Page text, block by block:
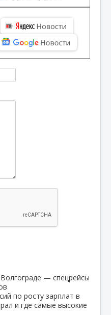
Волгограде — спецрейсы
по росту зарплат в
и где самые высокие